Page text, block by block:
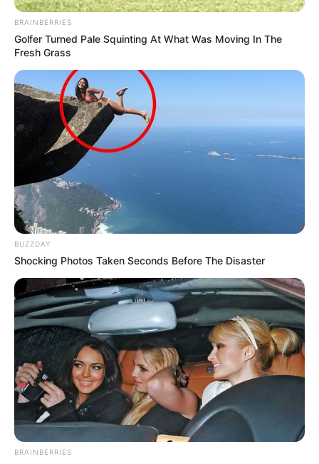
BRAINBERRIES
Golfer Turned Pale Squinting At What Was Moving In The
Fresh Grass
BUZZDAY
Shocking Photos Taken Seconds Before The Disaster
BRAINBERRIES